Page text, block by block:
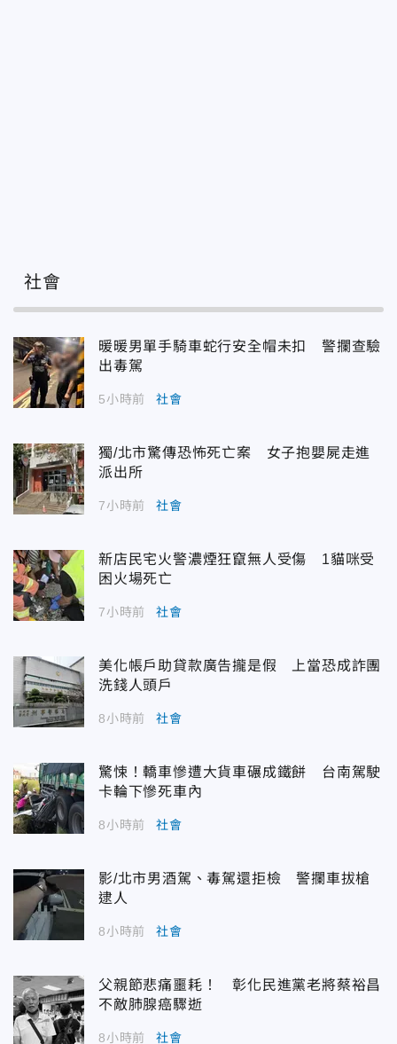
社會
暖暖男單手騎車蛇行安全帽未扣 警攔查驗
出毒駕
5小時前 社會
獨/北市驚傳恐怖死亡案 女子抱嬰屍走進
派出所
7小時前 社會
新店民宅火警濃煙狂竄無人受傷 1貓咪受
困火場死亡
7小時前 社會
美化帳戶助貸款廣告攏是假 上當恐成詐團
洗錢人頭戶
8小時前 社會
驚悚！轎車慘遭大貨車碾成鐵餅 台南駕駛
卡輪下慘死車內
8小時前 社會
影/北市男酒駕、毒駕還拒檢 警攔車拔槍
逮人
8小時前 社會
父親節悲痛噩耗！ 彰化民進黨老將蔡裕昌
不敵肺腺癌驟逝
8小時前 社會